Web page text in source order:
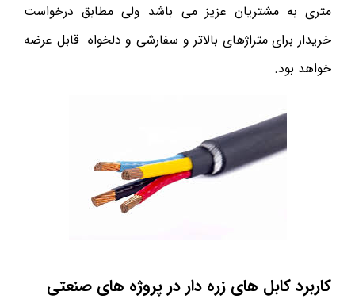
متری به مشتریان عزیز می باشد ولی مطابق درخواست
خریدار برای متراژهای بالاتر و سفارشی و دلخواه قابل عرضه
خواهد بود.
کاربرد کابل های زره دار در پروژه های صنعتی